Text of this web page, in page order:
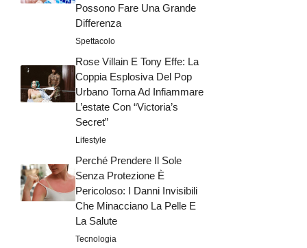
Possono Fare Una Grande
Differenza
Spettacolo
Rose Villain E Tony Effe: La
Coppia Esplosiva Del Pop
Urbano Torna Ad Infiammare
L’estate Con “Victoria’s
Secret”
Lifestyle
Perché Prendere Il Sole
Senza Protezione È
Pericoloso: I Danni Invisibili
Che Minacciano La Pelle E
La Salute
Tecnologia